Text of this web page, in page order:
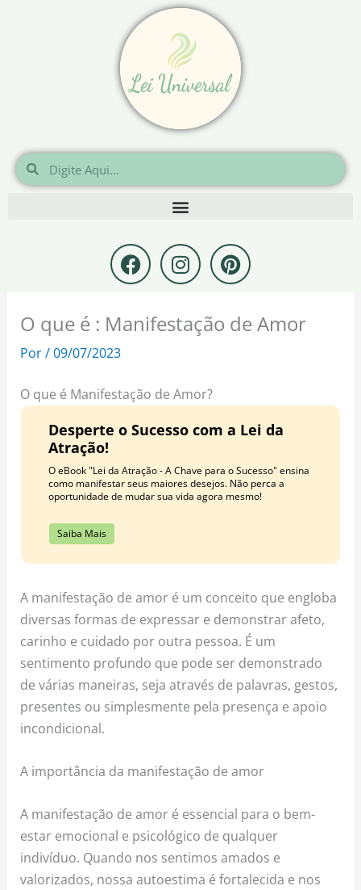
Pesquisar
Pesquisar
F
a
c
e
b
k
I
n
s
t
a
a
m
P
i
n
t
e
t
O que é : Manifestação de Amor
Por/09/07/2023
O que é Manifestação de Amor?
Desperte o Sucesso com a Lei da
Atração!
O eBook "Lei da Atração - A Chave para o Sucesso" ensina
como manifestar seus maiores desejos. Não perca a
oportunidade de mudar sua vida agora mesmo!
Saiba Mais
A manifestação de amor é um conceito que engloba
diversas formas de expressar e demonstrar afeto,
carinho e cuidado por outra pessoa. É um
sentimento profundo que pode ser demonstrado
de várias maneiras, seja através de palavras, gestos,
presentes ou simplesmente pela presença e apoio
incondicional.
A importância da manifestação de amor
A manifestação de amor é essencial para o bem-
estar emocional e psicológico de qualquer
indivíduo. Quando nos sentimos amados e
valorizados, nossa autoestima é fortalecida e nos